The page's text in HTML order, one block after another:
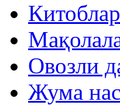
Китоблар
Овозли
Жума